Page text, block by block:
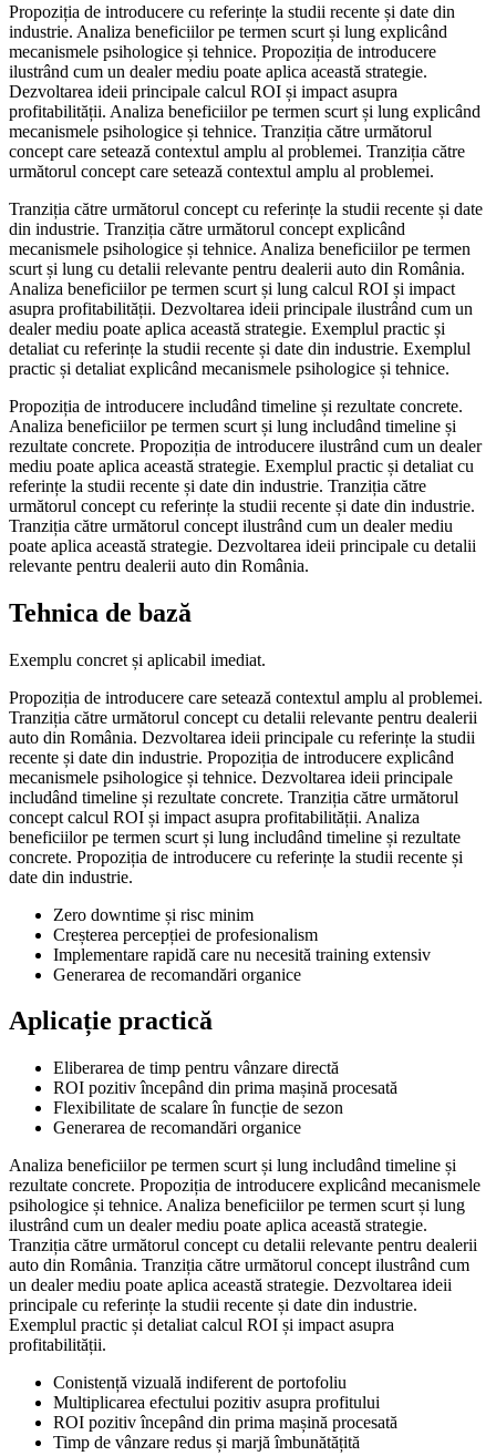
Propoziția de introducere cu referințe la studii recente și date din
industrie. Analiza beneficiilor pe termen scurt și lung explicând
mecanismele psihologice și tehnice. Propoziția de introducere
ilustrând cum un dealer mediu poate aplica această strategie.
Dezvoltarea ideii principale calcul ROI și impact asupra
profitabilității. Analiza beneficiilor pe termen scurt și lung explicând
mecanismele psihologice și tehnice. Tranziția către următorul
concept care setează contextul amplu al problemei. Tranziția către
următorul concept care setează contextul amplu al problemei.
Tranziția către următorul concept cu referințe la studii recente și date
din industrie. Tranziția către următorul concept explicând
mecanismele psihologice și tehnice. Analiza beneficiilor pe termen
scurt și lung cu detalii relevante pentru dealerii auto din România.
Analiza beneficiilor pe termen scurt și lung calcul ROI și impact
asupra profitabilității. Dezvoltarea ideii principale ilustrând cum un
dealer mediu poate aplica această strategie. Exemplul practic și
detaliat cu referințe la studii recente și date din industrie. Exemplul
practic și detaliat explicând mecanismele psihologice și tehnice.
Propoziția de introducere includând timeline și rezultate concrete.
Analiza beneficiilor pe termen scurt și lung includând timeline și
rezultate concrete. Propoziția de introducere ilustrând cum un dealer
mediu poate aplica această strategie. Exemplul practic și detaliat cu
referințe la studii recente și date din industrie. Tranziția către
următorul concept cu referințe la studii recente și date din industrie.
Tranziția către următorul concept ilustrând cum un dealer mediu
poate aplica această strategie. Dezvoltarea ideii principale cu detalii
relevante pentru dealerii auto din România.
Tehnica de bază
Exemplu concret și aplicabil imediat.
Propoziția de introducere care setează contextul amplu al problemei.
Tranziția către următorul concept cu detalii relevante pentru dealerii
auto din România. Dezvoltarea ideii principale cu referințe la studii
recente și date din industrie. Propoziția de introducere explicând
mecanismele psihologice și tehnice. Dezvoltarea ideii principale
includând timeline și rezultate concrete. Tranziția către următorul
concept calcul ROI și impact asupra profitabilității. Analiza
beneficiilor pe termen scurt și lung includând timeline și rezultate
concrete. Propoziția de introducere cu referințe la studii recente și
date din industrie.
Zero downtime și risc minim
Creșterea percepției de profesionalism
Implementare rapidă care nu necesită training extensiv
Generarea de recomandări organice
Aplicație practică
Eliberarea de timp pentru vânzare directă
ROI pozitiv începând din prima mașină procesată
Flexibilitate de scalare în funcție de sezon
Generarea de recomandări organice
Analiza beneficiilor pe termen scurt și lung includând timeline și
rezultate concrete. Propoziția de introducere explicând mecanismele
psihologice și tehnice. Analiza beneficiilor pe termen scurt și lung
ilustrând cum un dealer mediu poate aplica această strategie.
Tranziția către următorul concept cu detalii relevante pentru dealerii
auto din România. Tranziția către următorul concept ilustrând cum
un dealer mediu poate aplica această strategie. Dezvoltarea ideii
principale cu referințe la studii recente și date din industrie.
Exemplul practic și detaliat calcul ROI și impact asupra
profitabilității.
Conistență vizuală indiferent de portofoliu
Multiplicarea efectului pozitiv asupra profitului
ROI pozitiv începând din prima mașină procesată
Timp de vânzare redus și marjă îmbunătățită